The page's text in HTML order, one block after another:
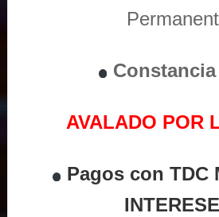
Constancia
AVALADO POR
Pagos con TDC